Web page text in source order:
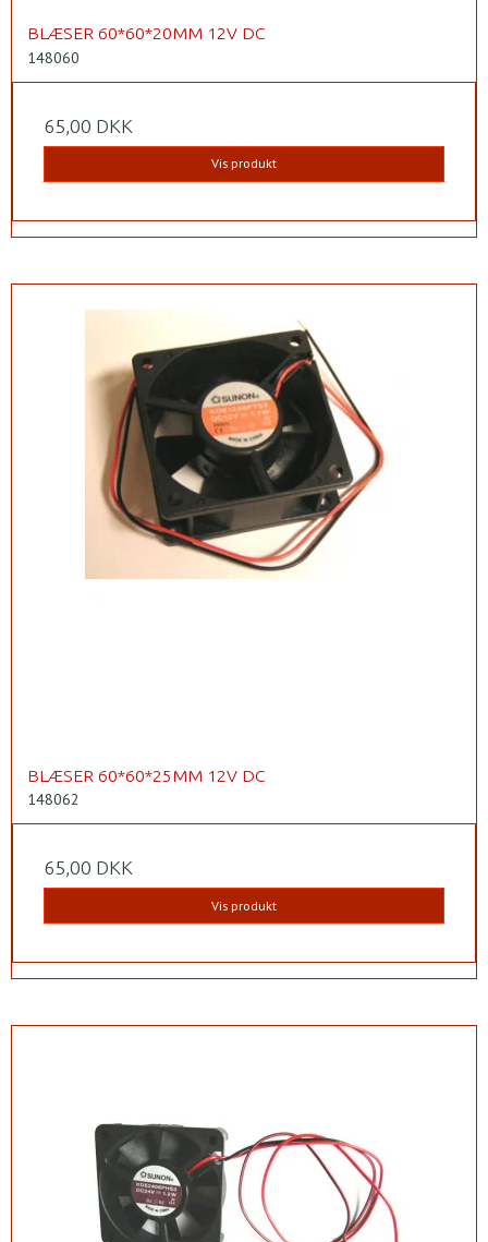
BLÆSER 60*60*20MM 12V DC
148060
65,00 DKK
Vis produkt
BLÆSER 60*60*25MM 12V DC
148062
65,00 DKK
Vis produkt